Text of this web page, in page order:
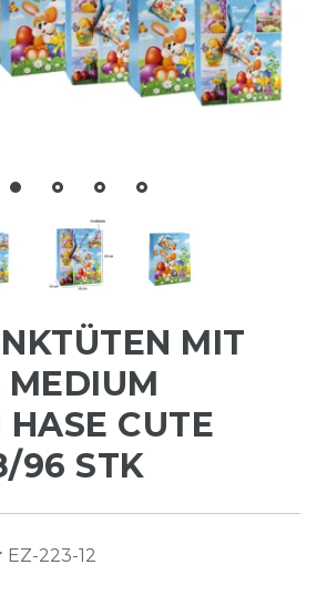
MIT
MEDIUM
HASE CUTE
96 STK
EZ-223-12